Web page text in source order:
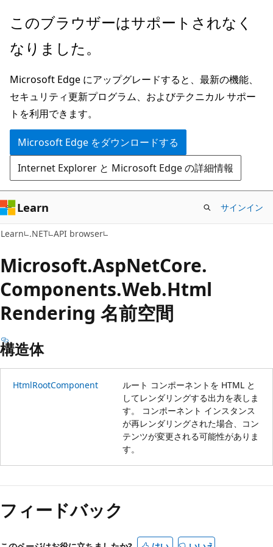
メ
ン
ン
テ
ン
ツ
に
ス
キ
ッ
プ
ペ
ジ
ナ
ビ
ゲ
ー
シ
ョ
ン
に
ス
キ
ッ
プ
このブラウザーはサポートされなく
なりました。
Microsoft Edge にアップグレードすると、最新の機能、
セキュリティ更新プログラム、およびテクニカル サポー
トを利用できます。
Microsoft Edge をダウンロードする
Internet Explorer と Microsoft Edge の詳細情報
Learn サインイン
Learn .NET API browser
Microsoft.AspNetCore.
Components.Web.Html
Rendering 名前空間
構造体
HtmlRootComponent
ルート コンポーネントを HTML と
してレンダリングする出力を表しま
す。 コンポーネント インスタンス
が再レンダリングされた場合、コン
テンツが変更される可能性がありま
す。
み
取
モ
フィードバック